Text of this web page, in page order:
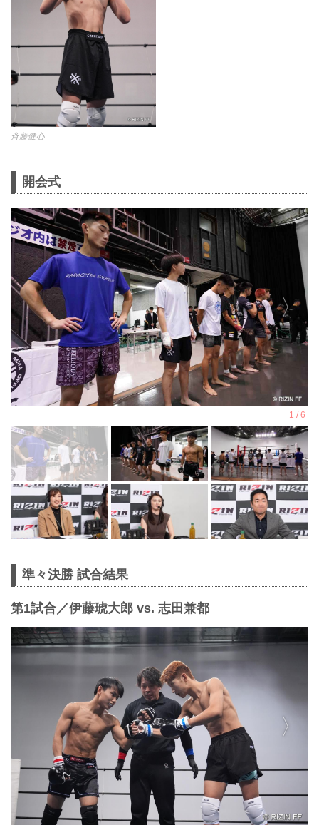
⻫藤健心
開会式
準々決勝 試合結果
第1試合／伊藤琥大郎 vs. 志田兼都